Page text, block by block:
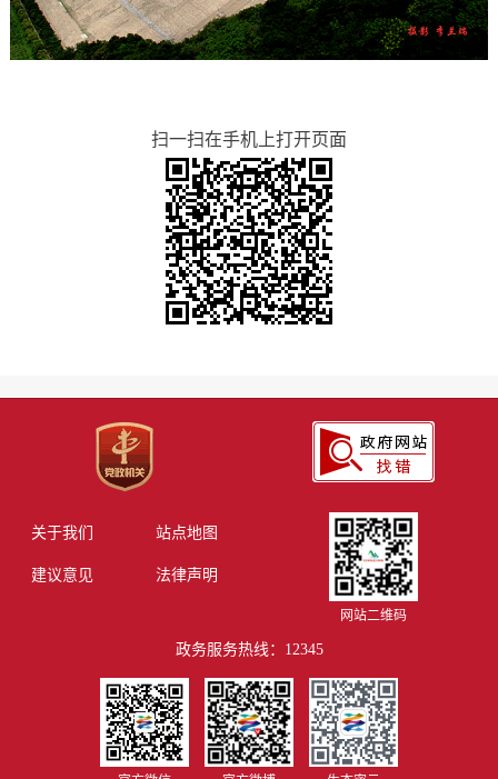
扫一扫在手机上打开页面
关于我们 站点地图
建议意见 法律声明
网站二维码
政务服务热线：12345